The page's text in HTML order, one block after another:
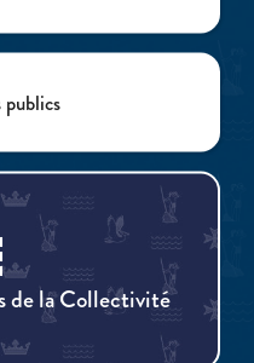
de la Collectivité